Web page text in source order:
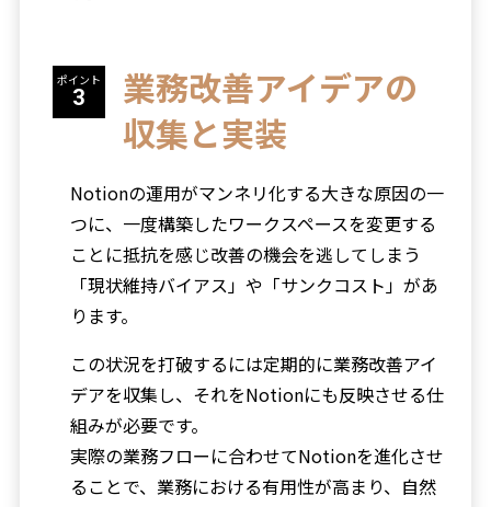
ポイント
業務改善アイデアの
収集と実装
Notionの運用がマンネリ化する大きな原因の一
つに、一度構築したワークスペースを変更する
ことに抵抗を感じ改善の機会を逃してしまう
「現状維持バイアス」や「サンクコスト」があ
ります。
この状況を打破するには定期的に業務改善アイ
デアを収集し、それをNotionにも反映させる仕
組みが必要です。
実際の業務フローに合わせてNotionを進化させ
ることで、業務における有用性が高まり、自然